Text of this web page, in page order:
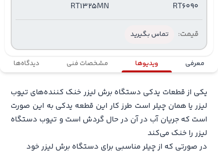
RT6090
RT1325MN
قیمت: تماس بگیرید
معرفی ویدیوها مشخصات فنی دیدگاه‌ها
یکی از قطعات یدکی دستگاه برش لیزرخنک کننده‌های تیوب
لیزر یا همان چیلر است طرز کار این قطعه یدکی به این صورت
است که جریان آب در آن در حال گردش است و تیوب دستگاه
لیزر را خنک می‌کند
در صورتی که از چیلر مناسبی برای دستگاه برش لیزر خود